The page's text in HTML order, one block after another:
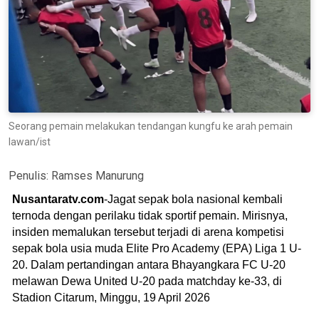
Seorang pemain melakukan tendangan kungfu ke arah pemain
lawan/ist
Penulis: Ramses Manurung
Nusantaratv.com-Jagat sepak bola nasional kembali
ternoda dengan perilaku tidak sportif pemain. Mirisnya,
insiden memalukan tersebut terjadi di arena kompetisi
sepak bola usia muda Elite Pro Academy (EPA) Liga 1 U-
20. Dalam pertandingan antara Bhayangkara FC U-20
melawan Dewa United U-20 pada matchday ke-33, di
Stadion Citarum, Minggu, 19 April 2026